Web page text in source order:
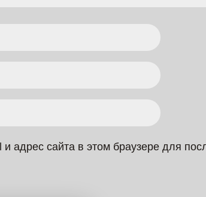
адрес сайта в этом браузере для